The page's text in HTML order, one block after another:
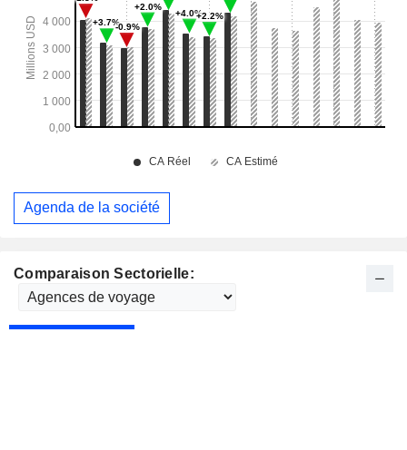
Comparaison Sectorielle:
Agenda de la société